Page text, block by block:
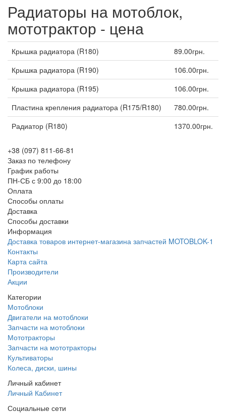
Радиаторы на мотоблок,
мототрактор - цена
Крышка радиатора (R180)
89.00грн.
Крышка радиатора (R190)
106.00грн.
Крышка радиатора (R195)
106.00грн.
Пластина крепления радиатора (R175/R180)
780.00грн.
Радиатор (R180)
1370.00грн.
+38 (097) 811-66-81
Заказ по телефону
График работы
ПН-СБ с 9:00 до 18:00
Оплата
Способы оплаты
Доставка
Способы доставки
Информация
Доставка товаров интернет-магазина запчастей MOTOBLOK-1
Контакты
Карта сайта
Производители
Акции
Категории
Мотоблоки
Двигатели на мотоблоки
Запчасти на мотоблоки
Мототракторы
Запчасти на мототракторы
Культиваторы
Колеса, диски, шины
Личный кабинет
Личный Кабинет
Социальные сети